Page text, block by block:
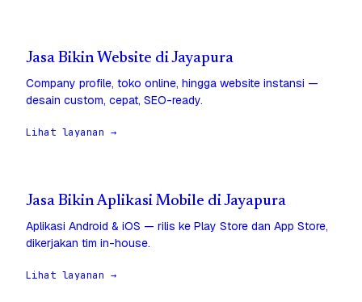
Jasa Bikin Website di Jayapura
Company profile, toko online, hingga website instansi —
desain custom, cepat, SEO-ready.
Lihat layanan →
Jasa Bikin Aplikasi Mobile di Jayapura
Aplikasi Android & iOS — rilis ke Play Store dan App Store,
dikerjakan tim in-house.
Lihat layanan →